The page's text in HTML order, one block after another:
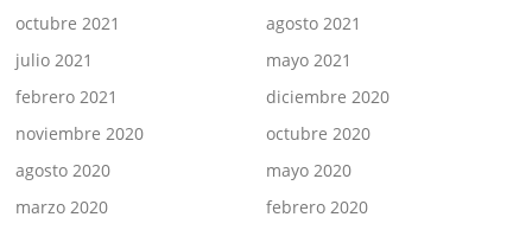
octubre 2021
agosto 2021
julio 2021
mayo 2021
febrero 2021
diciembre 2020
noviembre 2020
octubre 2020
agosto 2020
mayo 2020
marzo 2020
febrero 2020